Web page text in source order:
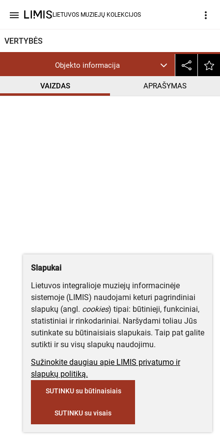
menu LIETUVOS MUZIEJŲ KOLEKCIJOS more_vert
VERTYBĖS
Objekto informacija
VAIZDAS APRAŠYMAS
CC BY-NC-ND
Slapukai
Lietuvos integralioje muziejų informacinėje
sistemoje (LIMIS) naudojami keturi pagrindiniai
slapukų (angl. cookies) tipai: būtinieji, funkciniai,
statistiniai ir rinkodariniai. Naršydami toliau Jūs
sutinkate su būtinaisiais slapukais. Taip pat galite
sutikti ir su visų slapukų naudojimu.
Sužinokite daugiau apie LIMIS privatumo ir
slapukų politiką.
SUTINKU su būtinaisiais
SUTINKU su visais